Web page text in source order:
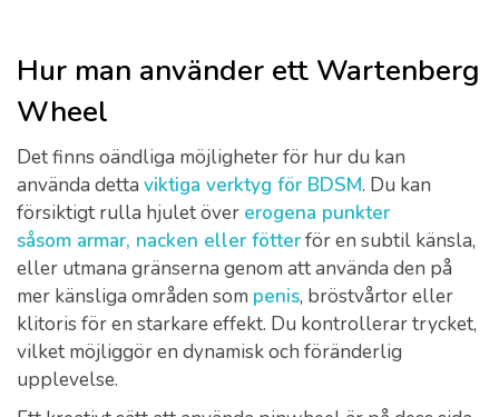
Hur man använder ett Wartenberg
Wheel
Det finns oändliga möjligheter för hur du kan
använda detta viktiga verktyg för BDSM. Du kan
försiktigt rulla hjulet över erogena punkter
såsom armar, nacken eller fötterför en subtil känsla,
eller utmana gränserna genom att använda den på
mer känsliga områden som penis, bröstvårtor eller
klitoris för en starkare effekt. Du kontrollerar trycket,
vilket möjliggör en dynamisk och föränderlig
upplevelse.